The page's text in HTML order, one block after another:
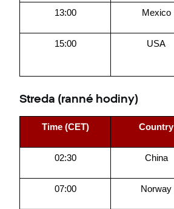
13:00 Mexico
15:00 USA
Streda (ranné hodiny)
Time (CET) Country
02:30 China
07:00 Norway